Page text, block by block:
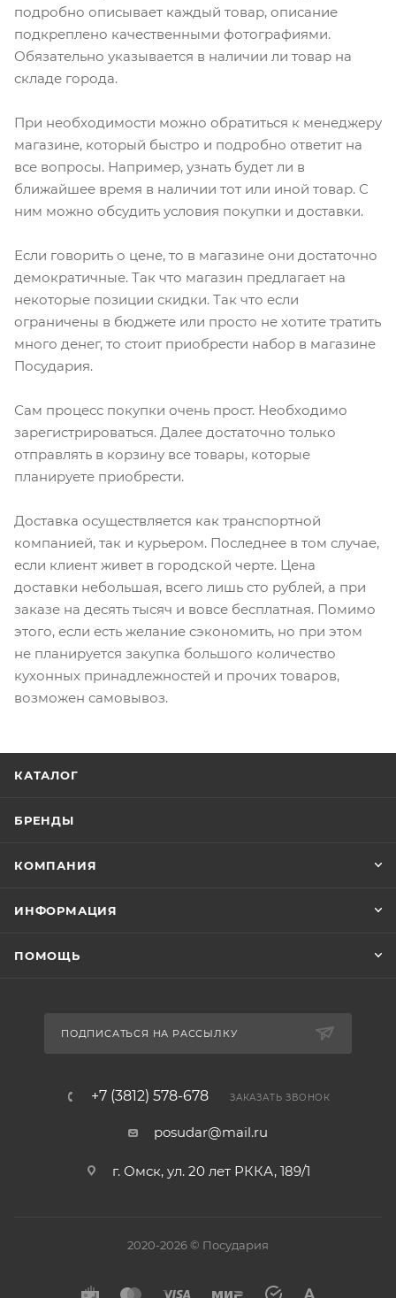
подробно описывает каждый товар, описание
подкреплено качественными фотографиями.
Обязательно указывается в наличии ли товар на
складе города.
При необходимости можно обратиться к менеджеру
магазине, который быстро и подробно ответит на
все вопросы. Например, узнать будет ли в
ближайшее время в наличии тот или иной товар. С
ним можно обсудить условия покупки и доставки.
Если говорить о цене, то в магазине они достаточно
демократичные. Так что магазин предлагает на
некоторые позиции скидки. Так что если
ограничены в бюджете или просто не хотите тратить
много денег, то стоит приобрести набор в магазине
Посудария.
Сам процесс покупки очень прост. Необходимо
зарегистрироваться. Далее достаточно только
отправлять в корзину все товары, которые
планируете приобрести.
Доставка осуществляется как транспортной
компанией, так и курьером. Последнее в том случае,
если клиент живет в городской черте. Цена
доставки небольшая, всего лишь сто рублей, а при
заказе на десять тысяч и вовсе бесплатная. Помимо
этого, если есть желание сэкономить, но при этом
не планируется закупка большого количество
кухонных принадлежностей и прочих товаров,
возможен самовывоз.
КАТАЛОГ
БРЕНДЫ
КОМПАНИЯ
ИНФОРМАЦИЯ
ПОМОЩЬ
ПОДПИСАТЬСЯ НА РАССЫЛКУ
+7 (3812) 578-678 ЗАКАЗАТЬ ЗВОНОК
posudar@mail.ru
г. Омск, ул. 20 лет РККА, 189/1
2020-2026 © Посудария